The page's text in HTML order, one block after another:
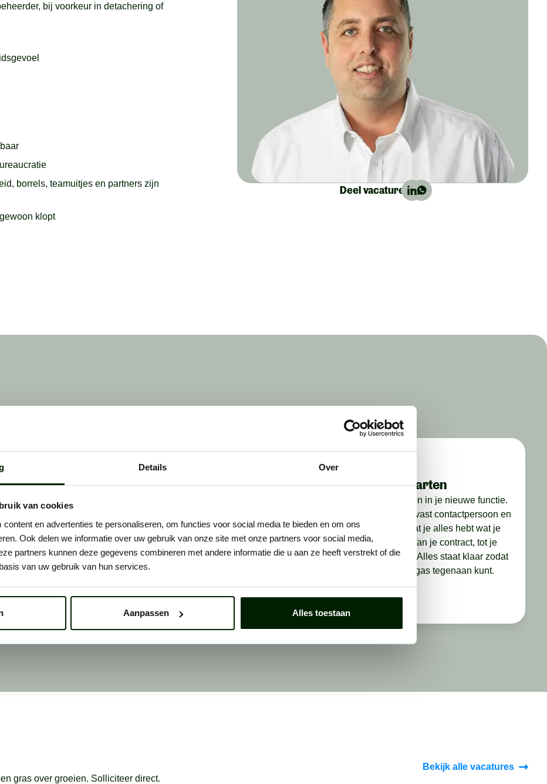
Details Over
van cookies
en advertenties te personaliseren, om functies voor social media te bieden en om ons
Ook delen we informatie over uw gebruik van onze site met onze partners voor social media,
partners kunnen deze gegevens combineren met andere informatie die u aan ze heeft verstrekt of die
van uw gebruik van hun services.
Aanpassen Alles toestaan
bij voorkeur in detachering of
borrels, teamuitjes en partners zijn
klopt
Deel vacature:
te worden. Dat werkt als volgt:
2: telefonisch
we persoonlijk kennis. We
het werk, wie je bent en
je graag wilt werken.Des te
je bent, des te makkelijker
ons is om de juiste plek
Stap 3: voorstellen
compleet en laten collega's
meedenken over de juiste
plaatsing. Daarna stellen we je voor
Stap 4: starten
Jij gaat starten in je nieuwe functie.
Je krijgt een vast contactpersoon en
we zorgen dat je alles hebt wat je
nodig hebt. Van je contract, tot je
werkkleding. Alles staat klaar zodat
je er met vol gas tegenaan kunt.
gras over groeien. Solliciteer direct.
Bekijk alle vacatures